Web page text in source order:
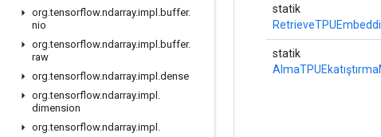
org.tensorflow.ndarray.impl .buffer.
nio
org.tensorflow.ndarray.impl .buffer.
raw
org.tensorflow.ndarray.impl .dense
org.tensorflow.ndarray.impl .
dimension
org.tensorflow.ndarray.impl .
statik
statik